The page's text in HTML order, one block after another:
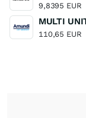
9,8395 EUR
110,65 EUR